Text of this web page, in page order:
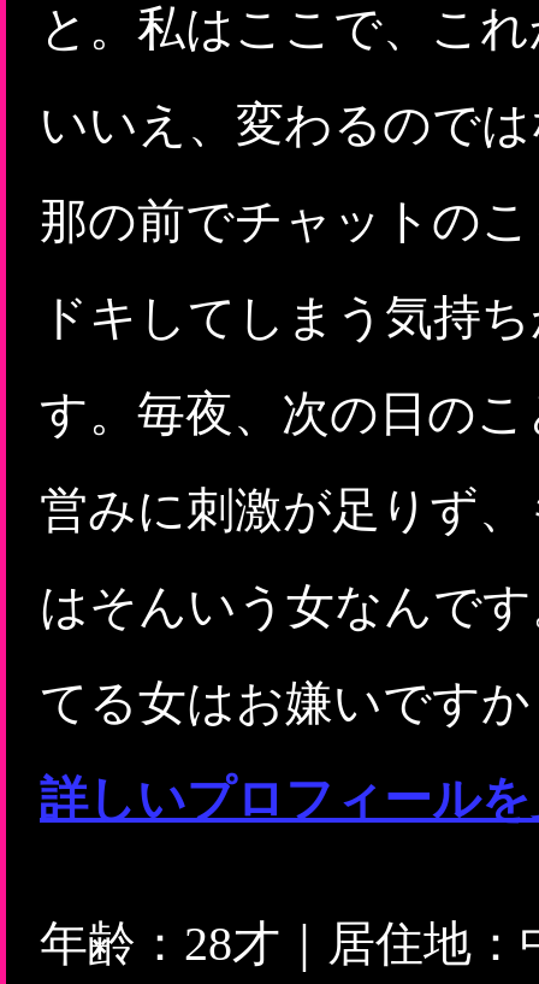
と。私はここで、こ
いいえ、変わるので
那の前でチャットの
ドキしてしまう気持
す。毎夜、次の日の
営みに刺激が足りず
はそんいう女なんで
てる女はお嫌いです
詳しいプロフィール
年齢：28才｜居住地